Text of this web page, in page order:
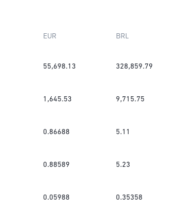
EUR BRL
55,698.13 328,859.79
1,645.53 9,715.75
0.86688 5.11
0.88589 5.23
0.05988 0.35358